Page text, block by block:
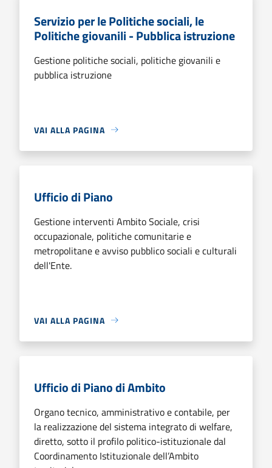
Servizio per le Politiche sociali, le
Politiche giovanili - Pubblica istruzione
Gestione politiche sociali, politiche giovanili e
pubblica istruzione
VAI ALLA PAGINA
Ufficio di Piano
Gestione interventi Ambito Sociale, crisi
occupazionale, politiche comunitarie e
metropolitane e avviso pubblico sociali e culturali
dell'Ente.
VAI ALLA PAGINA
Ufficio di Piano di Ambito
Organo tecnico, amministrativo e contabile, per
la realizzazione del sistema integrato di welfare,
diretto, sotto il profilo politico-istituzionale dal
Coordinamento Istituzionale dell’Ambito